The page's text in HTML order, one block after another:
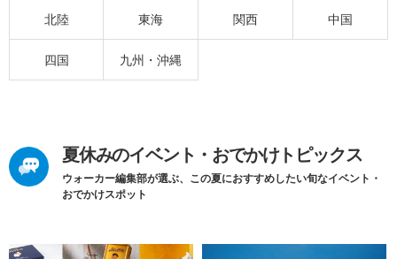
北陸 東海 関西 中国
四国 九州・沖縄
夏休みのイベント・おでかけトピックス
ウォーカー編集部が選ぶ、この夏におすすめしたい旬なイベント・
おでかけスポット